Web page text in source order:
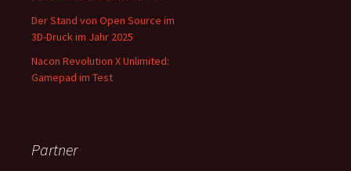
Der Stand von Open Source im
3D-Druck im Jahr 2025
Nacon Revolution X Unlimited:
Gamepad im Test
Partner